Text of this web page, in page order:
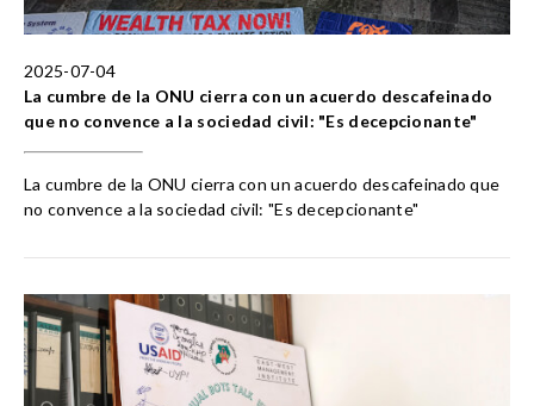
2025-07-04
La cumbre de la ONU cierra con un acuerdo descafeinado
que no convence a la sociedad civil: "Es decepcionante"
La cumbre de la ONU cierra con un acuerdo descafeinado que
no convence a la sociedad civil: "Es decepcionante"